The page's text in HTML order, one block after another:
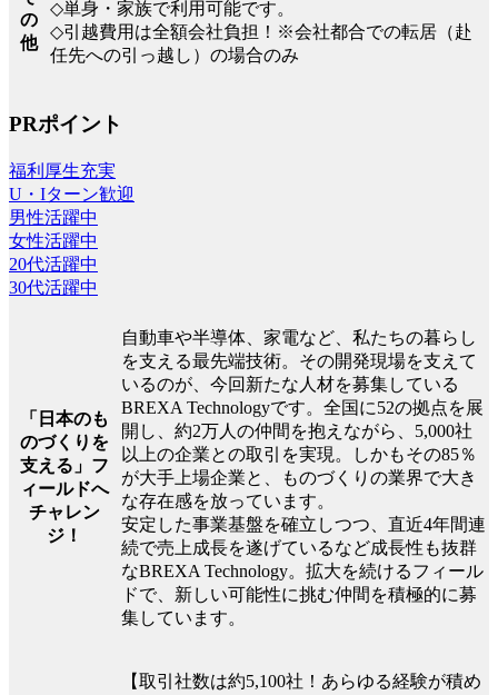
の
他
◇単身・家族で利用可能です。
◇引越費用は全額会社負担！※会社都合での転居（赴
任先への引っ越し）の場合のみ
PRポイント
福利厚生充実
U・Iターン歓迎
男性活躍中
女性活躍中
20代活躍中
30代活躍中
「日本のも
のづくりを
支える」フ
ィールドへ
チャレン
ジ！
自動車や半導体、家電など、私たちの暮らし
を支える最先端技術。その開発現場を支えて
いるのが、今回新たな人材を募集している
BREXA Technologyです。全国に52の拠点を展
開し、約2万人の仲間を抱えながら、5,000社
以上の企業との取引を実現。しかもその85％
が大手上場企業と、ものづくりの業界で大き
な存在感を放っています。
安定した事業基盤を確立しつつ、直近4年間連
続で売上成長を遂げているなど成長性も抜群
なBREXA Technology。拡大を続けるフィール
ドで、新しい可能性に挑む仲間を積極的に募
集しています。
【取引社数は約5,100社！あらゆる経験が積め